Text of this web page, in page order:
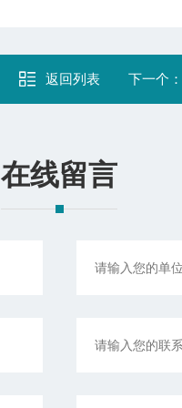
返回列表 下一个：
在线留言